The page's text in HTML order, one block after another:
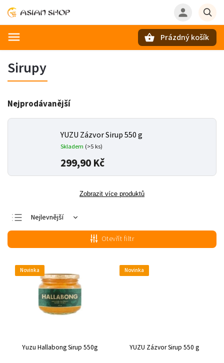
Prázdný košík
Sirupy
Nejprodávanější
YUZU Zázvor Sirup 550 g
Skladem (>5 ks)
299,90 Kč
Zobrazit více produktů
Nejlevnější
Nejdražší
Nejprodávanější
Abecedně
Otevřít filtr
Novinka
Yuzu Hallabong Sirup 550g
Novinka
YUZU Zázvor Sirup 550 g